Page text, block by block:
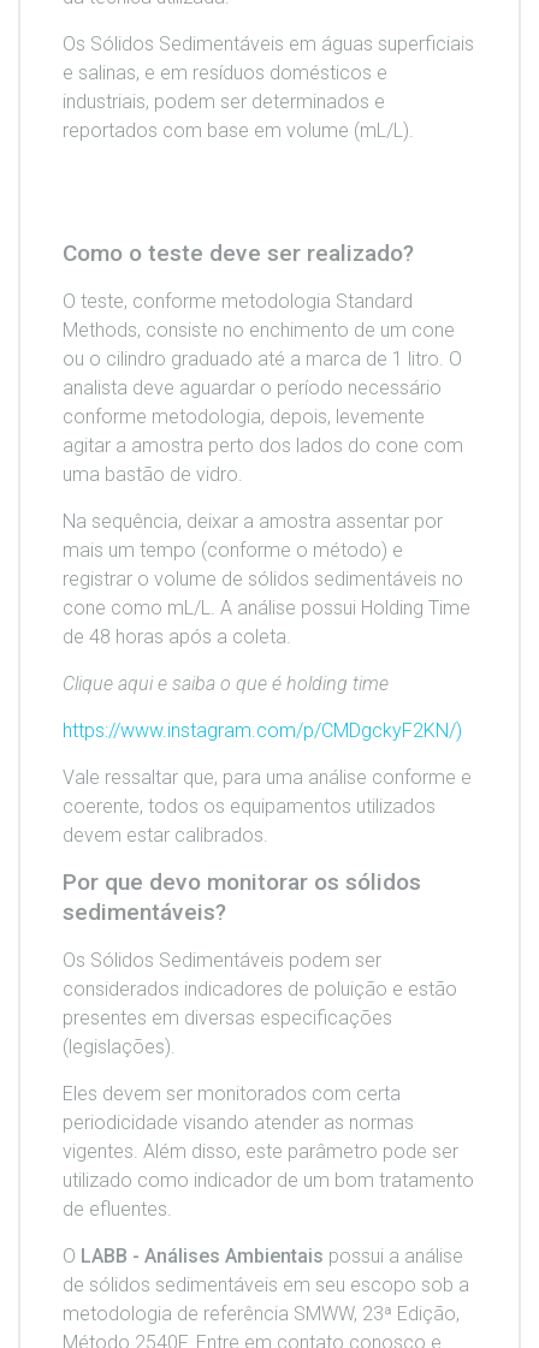
Os Sólidos Sedimentáveis em águas superficiais
e salinas, e em resíduos domésticos e
industriais, podem ser determinados e
reportados com base em volume (mL/L).
Como o teste deve ser realizado?
O teste, conforme metodologia Standard
Methods, consiste no enchimento de um cone
ou o cilindro graduado até a marca de 1 litro. O
analista deve aguardar o período necessário
conforme metodologia, depois, levemente
agitar a amostra perto dos lados do cone com
uma bastão de vidro.
Na sequência, deixar a amostra assentar por
mais um tempo (conforme o método) e
registrar o volume de sólidos sedimentáveis no
cone como mL/L. A análise possui Holding Time
de 48 horas após a coleta.
Clique aqui e saiba o que é holding time
https://www.instagram.com/p/CMDgckyF2KN/)
Vale ressaltar que, para uma análise conforme e
coerente, todos os equipamentos utilizados
devem estar calibrados.
Por que devo monitorar os sólidos
sedimentáveis?
Os Sólidos Sedimentáveis podem ser
considerados indicadores de poluição e estão
presentes em diversas especificações
(legislações).
Eles devem ser monitorados com certa
periodicidade visando atender as normas
vigentes. Além disso, este parâmetro pode ser
utilizado como indicador de um bom tratamento
de efluentes.
O LABB - Análises Ambientais possui a análise
de sólidos sedimentáveis em seu escopo sob a
metodologia de referência SMWW, 23ª Edição,
Método 2540F. Entre em contato conosco e